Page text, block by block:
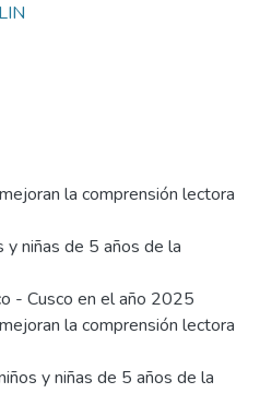
la comprensión lectora
niñas de 5 años de la
- Cusco en el año 2025
la comprensión lectora
y niñas de 5 años de la